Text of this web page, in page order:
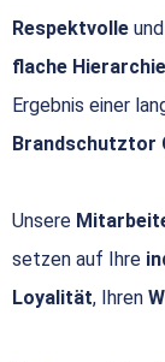
Respektvolle und
flache
Ergebnis einer
Brandschutztor
Unsere
setzen auf Ihre
Loyalität, Ihren